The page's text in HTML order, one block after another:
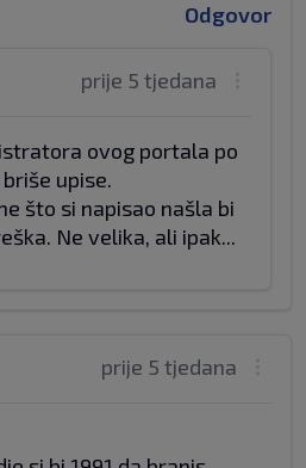
Odgovor
prije 5 tjedana
ovog portala po
upise.
što si napisao našla bi
Ne velika, ali ipak...
prije 5 tjedana